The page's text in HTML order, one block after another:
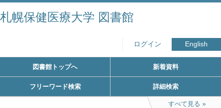
札幌保健医療大学 図書館
ログイン English
図書館トップへ 新着資料
フリーワード検索 詳細検索
すべて見る